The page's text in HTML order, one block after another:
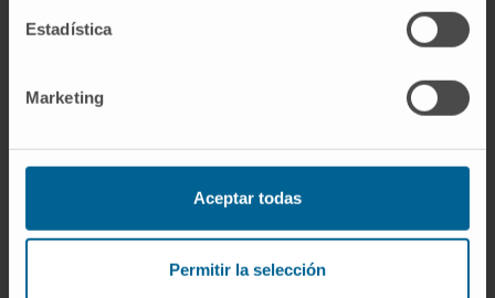
Estadística
Marketing
Aceptar todas
Permitir la selección
transcripción que obliga a las células
epiteliales del timo a expresar proteínas de
páncreas y otros) para que los linfocitos T que
destruidos antes de salir al torrente
sanguíneo. Es el mecanismo conocido como
tolerancia inmunológicacentral. Cuando
AIRE falla, la selección negativa no se